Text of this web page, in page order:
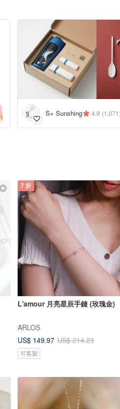
S+ Sunshing 4.9 (1,071)
7 折
L'amour 月亮星辰手鏈 (玫瑰金)
ARLOS
US$ 149.97 US$ 214.23
可客製